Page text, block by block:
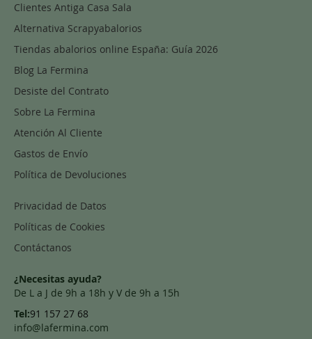
Clientes Antiga Casa Sala
Alternativa Scrapyabalorios
Tiendas abalorios online España: Guía 2026
Blog La Fermina
Desiste del Contrato
Sobre La Fermina
Atención Al Cliente
Gastos de Envío
Política de Devoluciones
Privacidad de Datos
Políticas de Cookies
Contáctanos
¿Necesitas ayuda?
De L a J de 9h a 18h y V de 9h a 15h
Tel:91 157 27 68
info@lafermina.com